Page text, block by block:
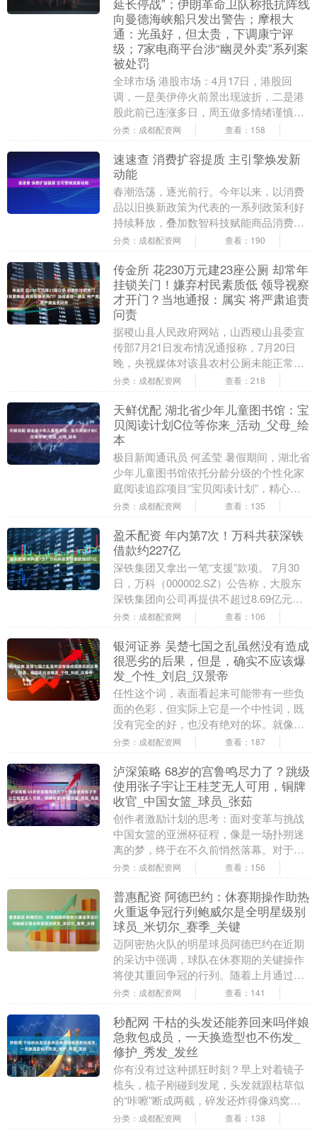
延长停战”；伊朗革命卫队称抵抗阵线
向曼德海峡船只发出警告；摩根大
通：光虽好，但太贵，下调康宁评
级；7家电商平台涉“幽灵外卖”系列案
被处罚
全球市场 港股市场：4月17日，港股回
调，一是美伊停火前景出现波折，二是港
股此前已连涨多日，周五做多情绪谨慎。
截止收盘，恒生指数跌0.89%报26160点，
分类：成都配资网 查看：158
速速查 消费扩容提质 主引擎焕发新
动能
春潮浩荡，逐光前行。今年以来，以消费
品以旧换新政策为代表的一系列政策利好
持续释放，叠加数智科技赋能商品消费品
质、场景创新提升服务消费体验，我国消
分类：成都配资网 查看：190
传金所 花230万元建23座公厕 却常年
挂锁关门！嫌弃村民素质低 领导视察
才开门？当地通报：属实 将严肃追责
问责
据稷山县人民政府网站，山西稷山县委宣
传部7月21日发布情况通报称，7月20日
晚，央视媒体对该县农村公厕未能正常开
放公开报道后，县委县政府高度重视，立
分类：成都配资网 查看：218
天鲜优配 湖北省少年儿童图书馆：宝
贝阅读计划C位等你来_活动_父母_绘
本
极目新闻通讯员 何孟莹 暑假期间，湖北省
少年儿童图书馆依托分龄分级的个性化家
庭阅读追踪项目“宝贝阅读计划”，精心设
计“萌宝请就位”与“萌宝阅书海”分级阅读活
分类：成都配资网 查看：135
盈禾配资 年内第7次！万科共获深铁
借款约227亿
深铁集团又拿出一笔“支援”款项。 7月30
日，万科（000002.SZ）公告称，大股东
深铁集团向公司再提供不超过8.69亿元股
东借款，仍用于偿还万科在公开市场发....
分类：成都配资网 查看：106
银河证券 吴楚七国之乱虽然没有造成
很恶劣的后果，但是，确实不应该爆
发_个性_刘启_汉景帝
任性这个词，表面看起来可能带有一些负
面的色彩，但实际上它是一个中性词，既
没有完全的好，也没有绝对的坏。就像人
们在生活中有时会表现出一点小脾气，只
分类：成都配资网 查看：187
泸深策略 68岁的宫鲁鸣尽力了？跳级
使用张子宇让王桂芝无人可用，铜牌
收官_中国女篮_球员_张茹
创作者激励计划的思考：面对变革与挑战
中国女篮的亚洲杯征程，像是一场扑朔迷
离的梦，终于在不久前悄然落幕。对于众
多球迷而言，这不仅是一场体育比赛，更
分类：成都配资网 查看：156
普惠配资 阿德巴约：休赛期操作助热
火重返争冠行列鲍威尔是全明星级别
球员_米切尔_赛季_关键
迈阿密热火队的明星球员阿德巴约在近期
的采访中强调，球队在休赛期的关键操作
将使其重回争冠的行列。随着上月通过一
笔三方交易，热火队成功引进了快船队的
分类：成都配资网 查看：141
秒配网 干枯的头发还能养回来吗伴娘
急救包成员，一天换造型也不伤发_
修护_秀发_发丝
你有没有过这种抓狂时刻？早上对着镜子
梳头，梳子刚碰到发尾，头发就跟枯草似
的“咔嚓”断成两截，碎发还炸得像鸡窝，
怎么压都压不下去。更离谱的是，明明刚
分类：成都配资网 查看：138